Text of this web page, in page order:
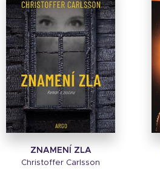
ZNAMENÍ ZLA
Christoffer Carlsson